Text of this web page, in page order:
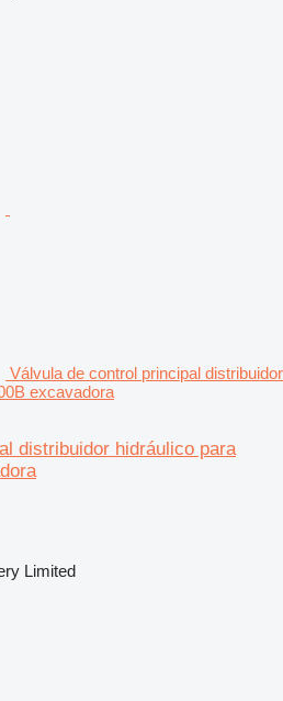
Válvula de control principal distribuidor
excavadora
distribuidor hidráulico para
Limited